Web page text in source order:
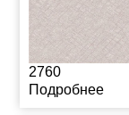
2760
Подробнее